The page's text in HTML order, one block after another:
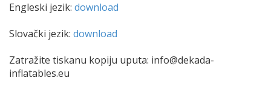
Engleski jezik: download
Slovački jezik: download
Zatražite tiskanu kopiju uputa: info@dekada-
inflatables.eu